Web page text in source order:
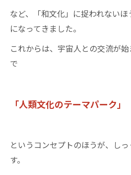
など、「和文化」に捉われない
になってきました。
これからは、宇宙人との交流が
で
「人類文化のテーマパーク」
というコンセプトのほうが、し
す。